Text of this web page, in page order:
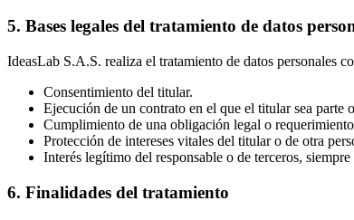
5. Bases legales del tratamiento de datos
IdeasLab S.A.S. realiza el tratamiento de datos personales
Consentimiento del titular.
Ejecución de un contrato en el que el titular sea parte
Cumplimiento de una obligación legal o
Protección de intereses vitales del titular o de otra
Interés legítimo del responsable o de terceros,
6. Finalidades del tratamiento